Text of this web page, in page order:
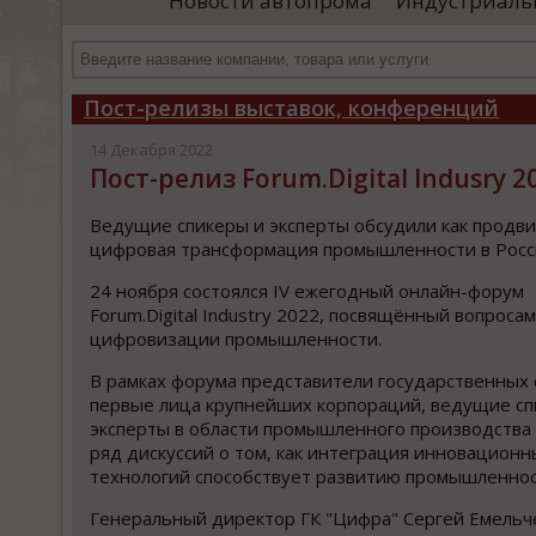
иностранными удостоверяющими центрами.
Пост-релизы выставок, конференций
14 Декабря 2022
Пост-релиз Forum.Digital Indusry
Ведущие спикеры и эксперты обсудили как
цифровая трансформация промышленности в
24 ноября состоялся IV ежегодный онлайн-форум
Forum.Digital Industry 2022, посвящённый вопросам
цифровизации промышленности.
В рамках форума представители государственных
первые лица крупнейших корпораций, ведущие
эксперты в области промышленного производства
ряд дискуссий о том, как интеграция
технологий способствует развитию
Генеральный директор ГК "Цифра" Сергей